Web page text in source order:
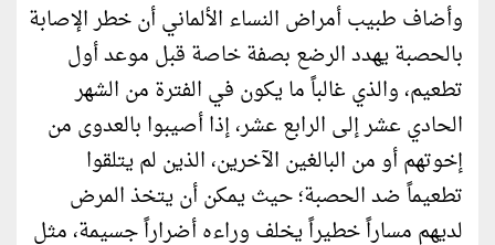
وأضاف طبيب أمراض النساء الألماني أن خطر الإصابة
بالحصبة يهدد الرضع بصفة خاصة قبل موعد أول
تطعيم، والذي غالباً ما يكون في الفترة من الشهر
الحادي عشر إلى الرابع عشر، إذا أصيبوا بالعدوى من
إخوتهم أو من البالغين الآخرين، الذين لم يتلقوا
تطعيماً ضد الحصبة؛ حيث يمكن أن يتخذ المرض
لديهم مساراً خطيراً يخلف وراءه أضراراً جسيمة، مثل